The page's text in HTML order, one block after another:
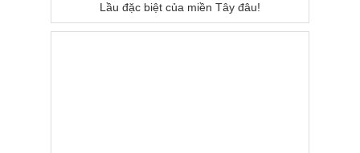
Lầu đặc biệt của miền Tây đâu!